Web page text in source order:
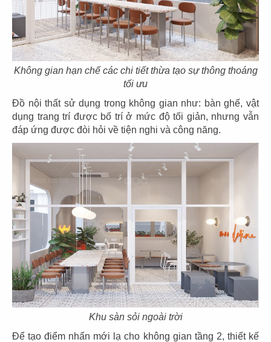
Không gian hạn chế các chi tiết thừa tạo sự thông thoáng
tối ưu
Đồ nội thất sử dụng trong không gian như: bàn ghế, vật
dụng trang trí được bố trí ở mức độ tối giản, nhưng vẫn
đáp ứng được đòi hỏi về tiện nghi và công năng.
Khu sàn sỏi ngoài trời
Để tạo điểm nhấn mới lạ cho không gian tầng 2, thiết kế
71 72
JOLLIBEE
JOLLIBEE
CN Long Khánh
74
JOLLIBEE
75
HẢI SẢN HOÀNG GIA
CN Mũi Né
76
HẢI SẢN HOÀNG GIA
CN Lý Tự Trọng